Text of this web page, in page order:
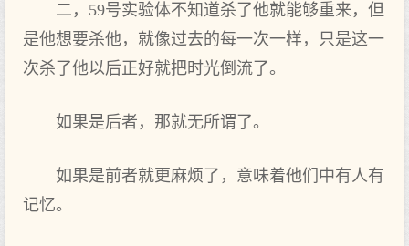
二，59号实验体不知道杀了他就能够重来，但
是他想要杀他，就像过去的每一次一样，只是这一
次杀了他以后正好就把时光倒流了。
如果是后者，那就无所谓了。
如果是前者就更麻烦了，意味着他们中有人有
记忆。